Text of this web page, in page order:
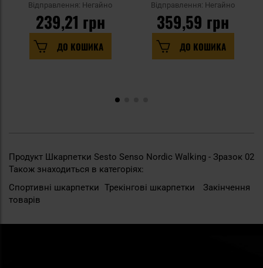
Відправлення: Негайно
239,21 грн
ДО КОШИКА
Відправлення: Негайно
359,59 грн
ДО КОШИКА
Продукт Шкарпетки Sesto Senso Nordic Walking - Зразок 02
Також знаходиться в категоріях:
Спортивні шкарпетки Трекінгові шкарпетки
Закінчення
товарів